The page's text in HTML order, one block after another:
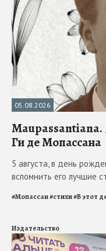
05.08.2026
Maupassantiana.
Ги де Мопассана
5 августа, в день
вспомнить его лучшие
#Мопассан#стихи#В этот
Издательство